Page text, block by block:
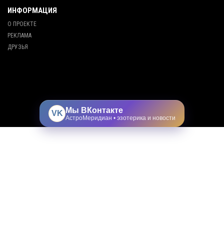
ИНФОРМАЦИЯ
О ПРОЕКТЕ
РЕКЛАМА
ДРУЗЬЯ
VK Мы ВКонтакте
АстроМеридиан • эзотерика и новости